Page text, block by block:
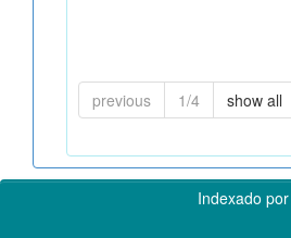
previous 1/4 show all
Indexado por